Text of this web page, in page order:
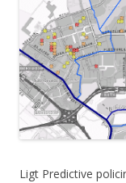
Ligt Predictive